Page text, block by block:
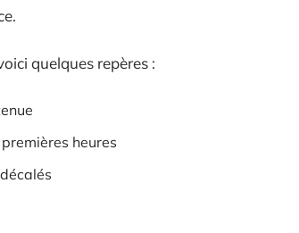
quelques repères :
heures